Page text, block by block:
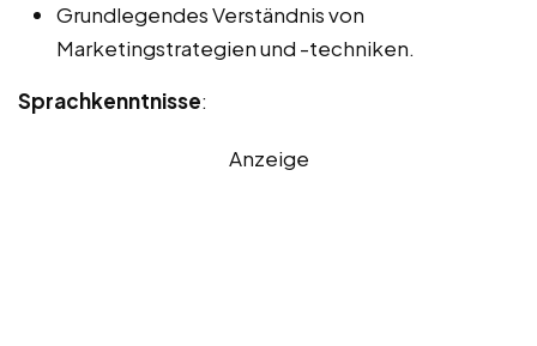
Grundlegendes Verständnis von
Marketingstrategien und -techniken.
Sprachkenntnisse:
Anzeige